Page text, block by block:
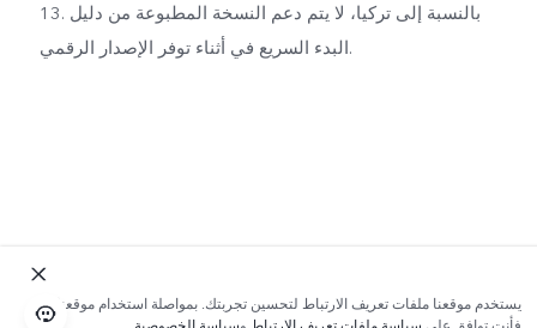
13. بالنسبة إلى تركيا، لا يتم دعم النسخة المطبوعة من دليل
البدء السريع في أثناء توفر الإصدار الرقمي.
يستخدم موقعنا ملفات تعريف الارتباط لتحسين تجربتك. بمواصلة استخدام موقعنا؛